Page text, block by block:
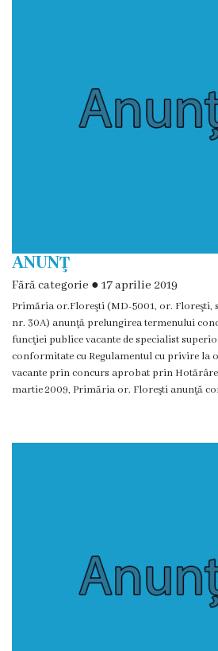
Primăriei
primarului
Proiecte
investiționale
Proiecte
derulare
finanțare
ANUNŢ
Fără categorie ● 17 aprilie 2019
Primăria or.Floreşti (MD-5001, or. Floreşti,
nr. 30A) anunţă prelungirea termenului
funcţiei publice vacante de specialist
conformitate cu Regulamentul cu privire la
vacante prin concurs aprobat prin
martie 2009, Primăria or. Floreşti anunţă